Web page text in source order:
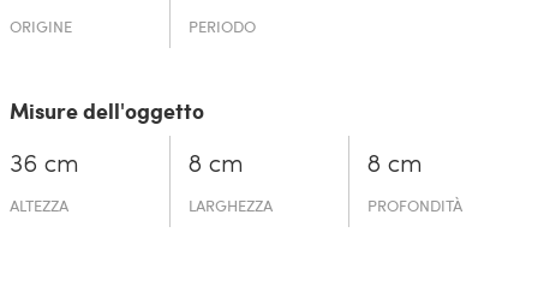
ORIGINE PERIODO
Misure dell'oggetto
36 cm
ALTEZZA
8 cm
LARGHEZZA
8 cm
PROFONDITÀ